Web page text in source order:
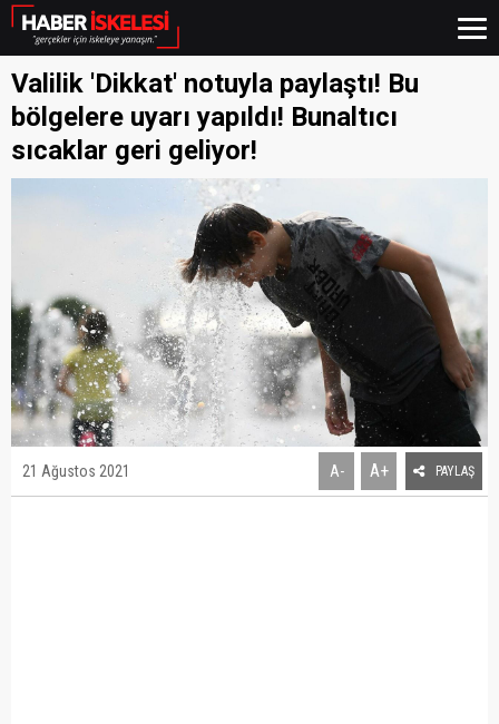
Valilik 'Dikkat' notuyla paylaştı! Bu
bölgelere uyarı yapıldı! Bunaltıcı
sıcaklar geri geliyor!
21 Ağustos 2021 A- A+ PAYLAŞ